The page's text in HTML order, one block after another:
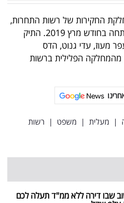
החקירות של רשות התחרות,
כאשר החקירה הגלויה נפתחה בחודש מרץ 2019. התיק
מעוז, עדי גנוט, הדס
מהמחלקה הפלילית ברשות
| מעלית | משפט | רשות
שבו דירה ללא ממ"ד תעלה לכם